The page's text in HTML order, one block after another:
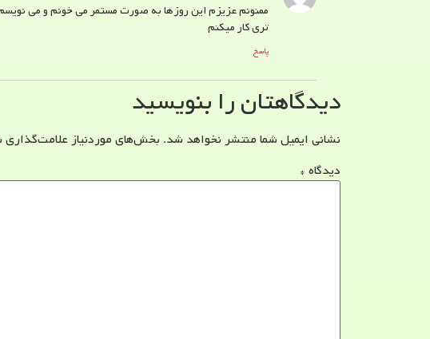
ممنونم عزیزم این روزها به صورت مستمر می خونم و می
تری کار میکنم
پاسخ
دیدگاهتان را بنویسید
نشانی ایمیل شما منتشر نخواهد شد. بخش‌های موردنیاز علامت‌گذاری
دیدگاه *